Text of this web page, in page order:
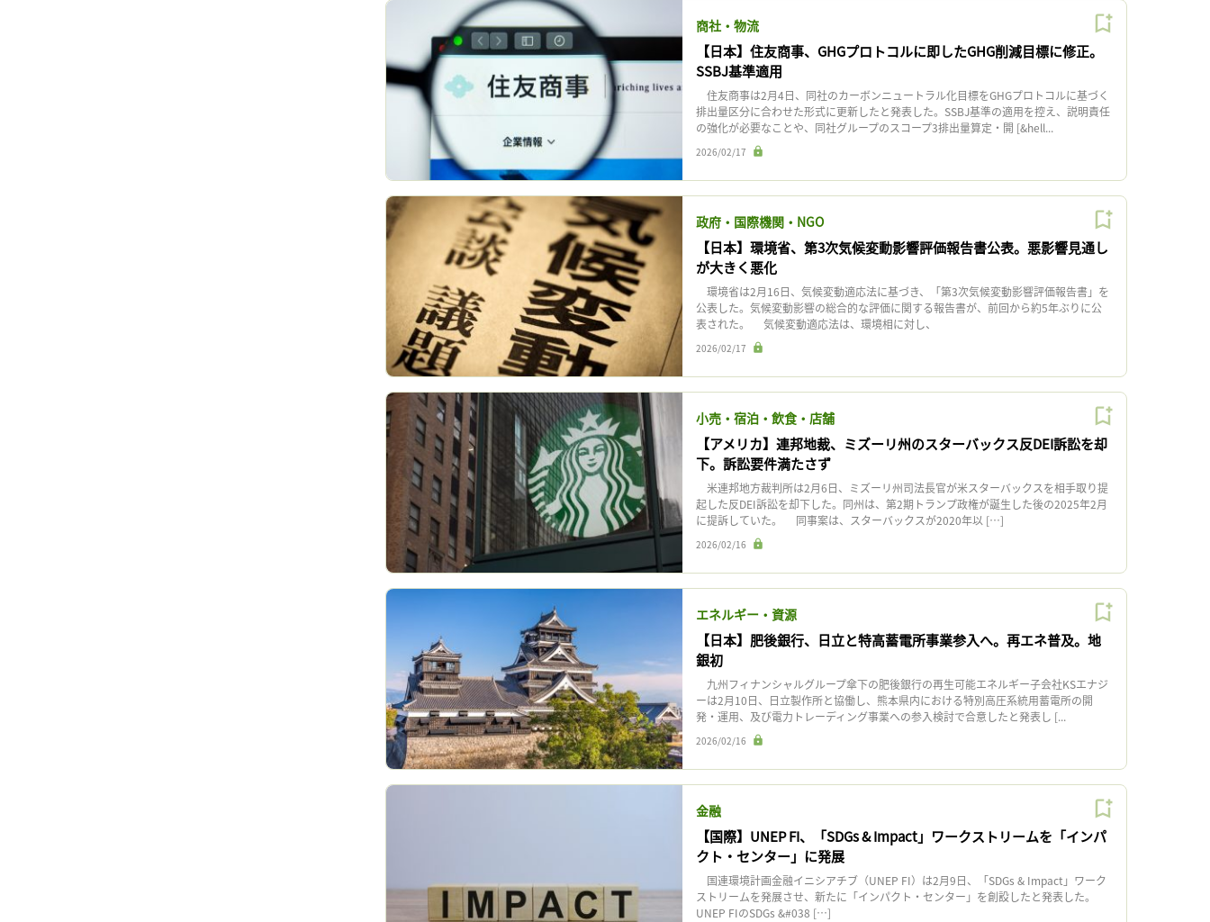
商社・物流
【日本】住友商事、GHGプロトコルに即したGHG削減目標に修正。
SSBJ基準適用
住友商事は2月4日、同社のカーボンニュートラル化目標をGHGプロトコルに基づく
排出量区分に合わせた形式に更新したと発表した。SSBJ基準の適用を控え、説明責任
の強化が必要なことや、同社グループのスコープ3排出量算定・開 [&hell...
2026/02/17
政府・国際機関・NGO
【日本】環境省、第3次気候変動影響評価報告書公表。悪影響見通し
が大きく悪化
環境省は2月16日、気候変動適応法に基づき、「第3次気候変動影響評価報告書」を
公表した。気候変動影響の総合的な評価に関する報告書が、前回から約5年ぶりに公
表された。 気候変動適応法は、環境相に対し、
2026/02/17
小売・宿泊・飲食・店舗
【アメリカ】連邦地裁、ミズーリ州のスターバックス反DEI訴訟を却
下。訴訟要件満たさず
米連邦地方裁判所は2月6日、ミズーリ州司法長官が米スターバックスを相手取り提
起した反DEI訴訟を却下した。同州は、第2期トランプ政権が誕生した後の2025年2月
に提訴していた。 同事案は、スターバックスが2020年以 […]
2026/02/16
エネルギー・資源
【日本】肥後銀行、日立と特高蓄電所事業参入へ。再エネ普及。地
銀初
九州フィナンシャルグループ傘下の肥後銀行の再生可能エネルギー子会社KSエナジ
ーは2月10日、日立製作所と協働し、熊本県内における特別高圧系統用蓄電所の開
発・運用、及び電力トレーディング事業への参入検討で合意したと発表し [...
2026/02/16
金融
【国際】UNEP FI、「SDGs & Impact」ワークストリームを「インパ
クト・センター」に発展
国連環境計画金融イニシアチブ（UNEP FI）は2月9日、「SDGs & Impact」ワーク
ストリームを発展させ、新たに「インパクト・センター」を創設したと発表した。
UNEP FIのSDGs &#038 […]
記事をお気に入りに保存するには
会員登録